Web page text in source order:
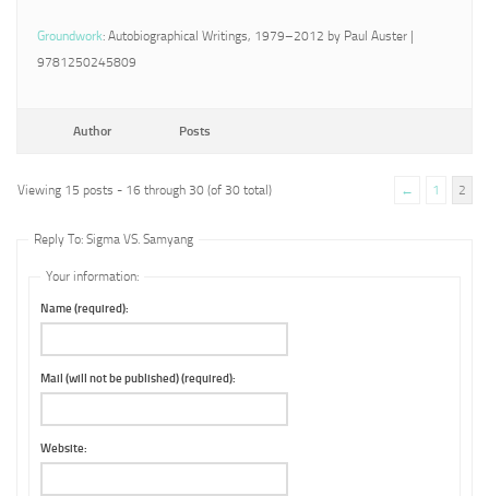
Groundwork: Autobiographical Writings, 1979–2012 by Paul Auster |
9781250245809
Author Posts
Viewing 15 posts - 16 through 30 (of 30 total) ← 1 2
Reply To: Sigma VS. Samyang
Your information:
Name (required):
Mail (will not be published) (required):
Website: